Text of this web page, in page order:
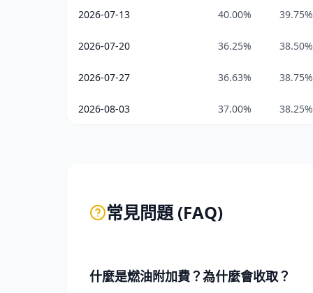
2026-07-13 40.00% 39.75%
2026-07-20 36.25% 38.50%
2026-07-27 36.63% 38.75%
2026-08-03 37.00% 38.25%
常見問題 (FAQ)
什麼是燃油附加費？為什麼會收取？